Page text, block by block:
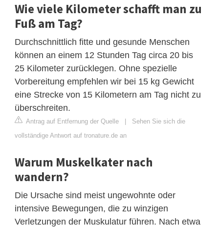
Wie viele Kilometer schafft man zu
Fuß am Tag?
Durchschnittlich fitte und gesunde Menschen
können an einem 12 Stunden Tag circa 20 bis
25 Kilometer zurücklegen. Ohne spezielle
Vorbereitung empfehlen wir bei 15 kg Gewicht
eine Strecke von 15 Kilometern am Tag nicht zu
überschreiten.
Antrag auf Entfernung der Quelle | Sehen Sie sich die
vollständige Antwort auf tronature.de an
Warum Muskelkater nach
wandern?
Die Ursache sind meist ungewohnte oder
intensive Bewegungen, die zu winzigen
Verletzungen der Muskulatur führen. Nach etwa